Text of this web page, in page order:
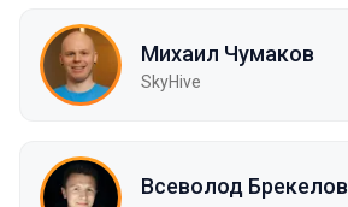
Михаил Чумаков
SkyHive
Всеволод Брекелов